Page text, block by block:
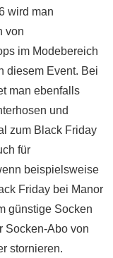
wird man
von
im Modebereich
diesem Event. Bei
man ebenfalls
und
zum Black Friday
für
beispielsweise
Friday bei Manor
günstige Socken
Socken-Abo von
stornieren.